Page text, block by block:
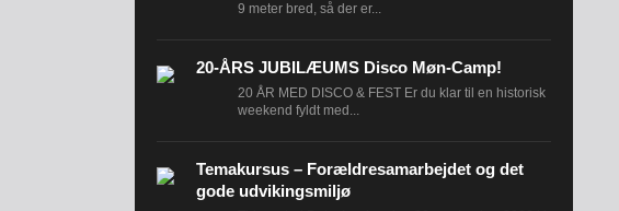
9 meter bred, så der er...
20-ÅRS JUBILÆUMS Disco Møn-Camp!
20 ÅR MED DISCO & FEST Er du klar til en historisk
weekend fyldt med...
Temakursus – Forældresamarbejdet og det
gode udvikingsmiljø